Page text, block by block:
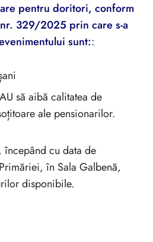
pentru doritori, conform
329/2025 prin care s-a
sunt::
să aibă calitatea de
ale pensionarilor.
cu data de
în Sala Galbenă,
disponibile.